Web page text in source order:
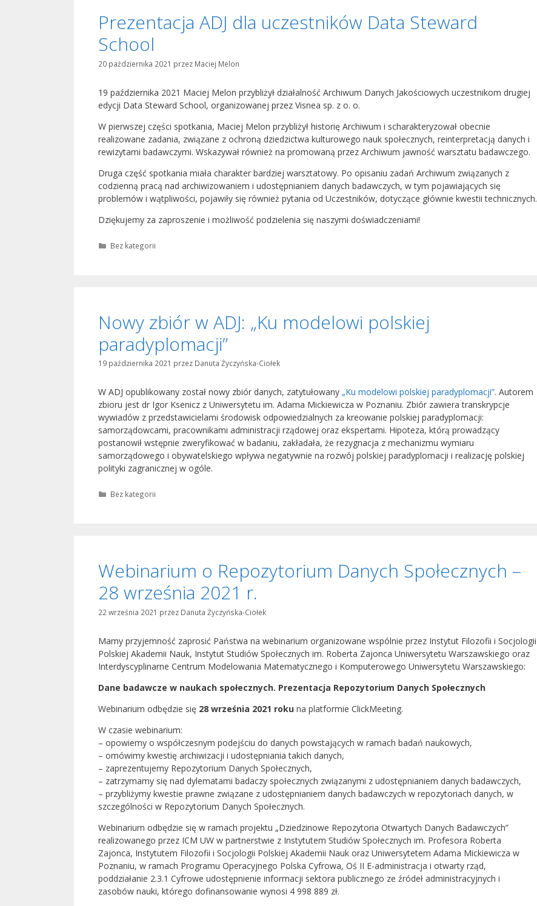
Prezentacja ADJ dla uczestników Data Steward
School
20 października 2021 przez Maciej Melon
19 października 2021 Maciej Melon przybliżył działalność Archiwum Danych Jakościowych uczestnikom drugiej
edycji Data Steward School, organizowanej przez Visnea sp. z o. o.
W pierwszej części spotkania, Maciej Melon przybliżył historię Archiwum i scharakteryzował obecnie
realizowane zadania, związane z ochroną dziedzictwa kulturowego nauk społecznych, reinterpretacją danych i
rewizytami badawczymi. Wskazywał również na promowaną przez Archiwum jawność warsztatu badawczego.
Druga część spotkania miała charakter bardziej warsztatowy. Po opisaniu zadań Archiwum związanych z
codzienną pracą nad archiwizowaniem i udostępnianiem danych badawczych, w tym pojawiających się
problemów i wątpliwości, pojawiły się również pytania od Uczestników, dotyczące głównie kwestii technicznych.
Dziękujemy za zaproszenie i możliwość podzielenia się naszymi doświadczeniami!
Kategorie
Bez kategorii
Nowy zbiór w ADJ: „Ku modelowi polskiej
paradyplomacji”
19 października 2021 przez Danuta Życzyńska-Ciołek
W ADJ opublikowany został nowy zbiór danych, zatytułowany „Ku modelowi polskiej paradyplomacji”. Autorem
zbioru jest dr Igor Ksenicz z Uniwersytetu im. Adama Mickiewicza w Poznaniu. Zbiór zawiera transkrypcje
wywiadów z przedstawicielami środowisk odpowiedzialnych za kreowanie polskiej paradyplomacji:
samorządowcami, pracownikami administracji rządowej oraz ekspertami. Hipoteza, którą prowadzący
postanowił wstępnie zweryfikować w badaniu, zakładała, że rezygnacja z mechanizmu wymiaru
samorządowego i obywatelskiego wpływa negatywnie na rozwój polskiej paradyplomacji i realizację polskiej
polityki zagranicznej w ogóle.
Kategorie
Bez kategorii
Webinarium o Repozytorium Danych Społecznych –
28 września 2021 r.
22 września 2021 przez Danuta Życzyńska-Ciołek
Mamy przyjemność zaprosić Państwa na webinarium organizowane wspólnie przez Instytut Filozofii i Socjologii
Polskiej Akademii Nauk, Instytut Studiów Społecznych im. Roberta Zajonca Uniwersytetu Warszawskiego oraz
Interdyscyplinarne Centrum Modelowania Matematycznego i Komputerowego Uniwersytetu Warszawskiego:
Dane badawcze w naukach społecznych. Prezentacja Repozytorium Danych Społecznych
Webinarium odbędzie się 28 września 2021 roku na platformie ClickMeeting.
W czasie webinarium:
– opowiemy o współczesnym podejściu do danych powstających w ramach badań naukowych,
– omówimy kwestię archiwizacji i udostępniania takich danych,
– zaprezentujemy Repozytorium Danych Społecznych,
– zatrzymamy się nad dylematami badaczy społecznych związanymi z udostępnianiem danych badawczych,
– przybliżymy kwestie prawne związane z udostępnianiem danych badawczych w repozytoriach danych, w
szczególności w Repozytorium Danych Społecznych.
Webinarium odbędzie się w ramach projektu „Dziedzinowe Repozytoria Otwartych Danych Badawczych”
realizowanego przez ICM UW w partnerstwie z Instytutem Studiów Społecznych im. Profesora Roberta
Zajonca, Instytutem Filozofii i Socjologii Polskiej Akademii Nauk oraz Uniwersytetem Adama Mickiewicza w
Poznaniu, w ramach Programu Operacyjnego Polska Cyfrowa, Oś II E-administracja i otwarty rząd,
poddziałanie 2.3.1 Cyfrowe udostępnienie informacji sektora publicznego ze źródeł administracyjnych i
zasobów nauki, którego dofinansowanie wynosi 4 998 889 zł.